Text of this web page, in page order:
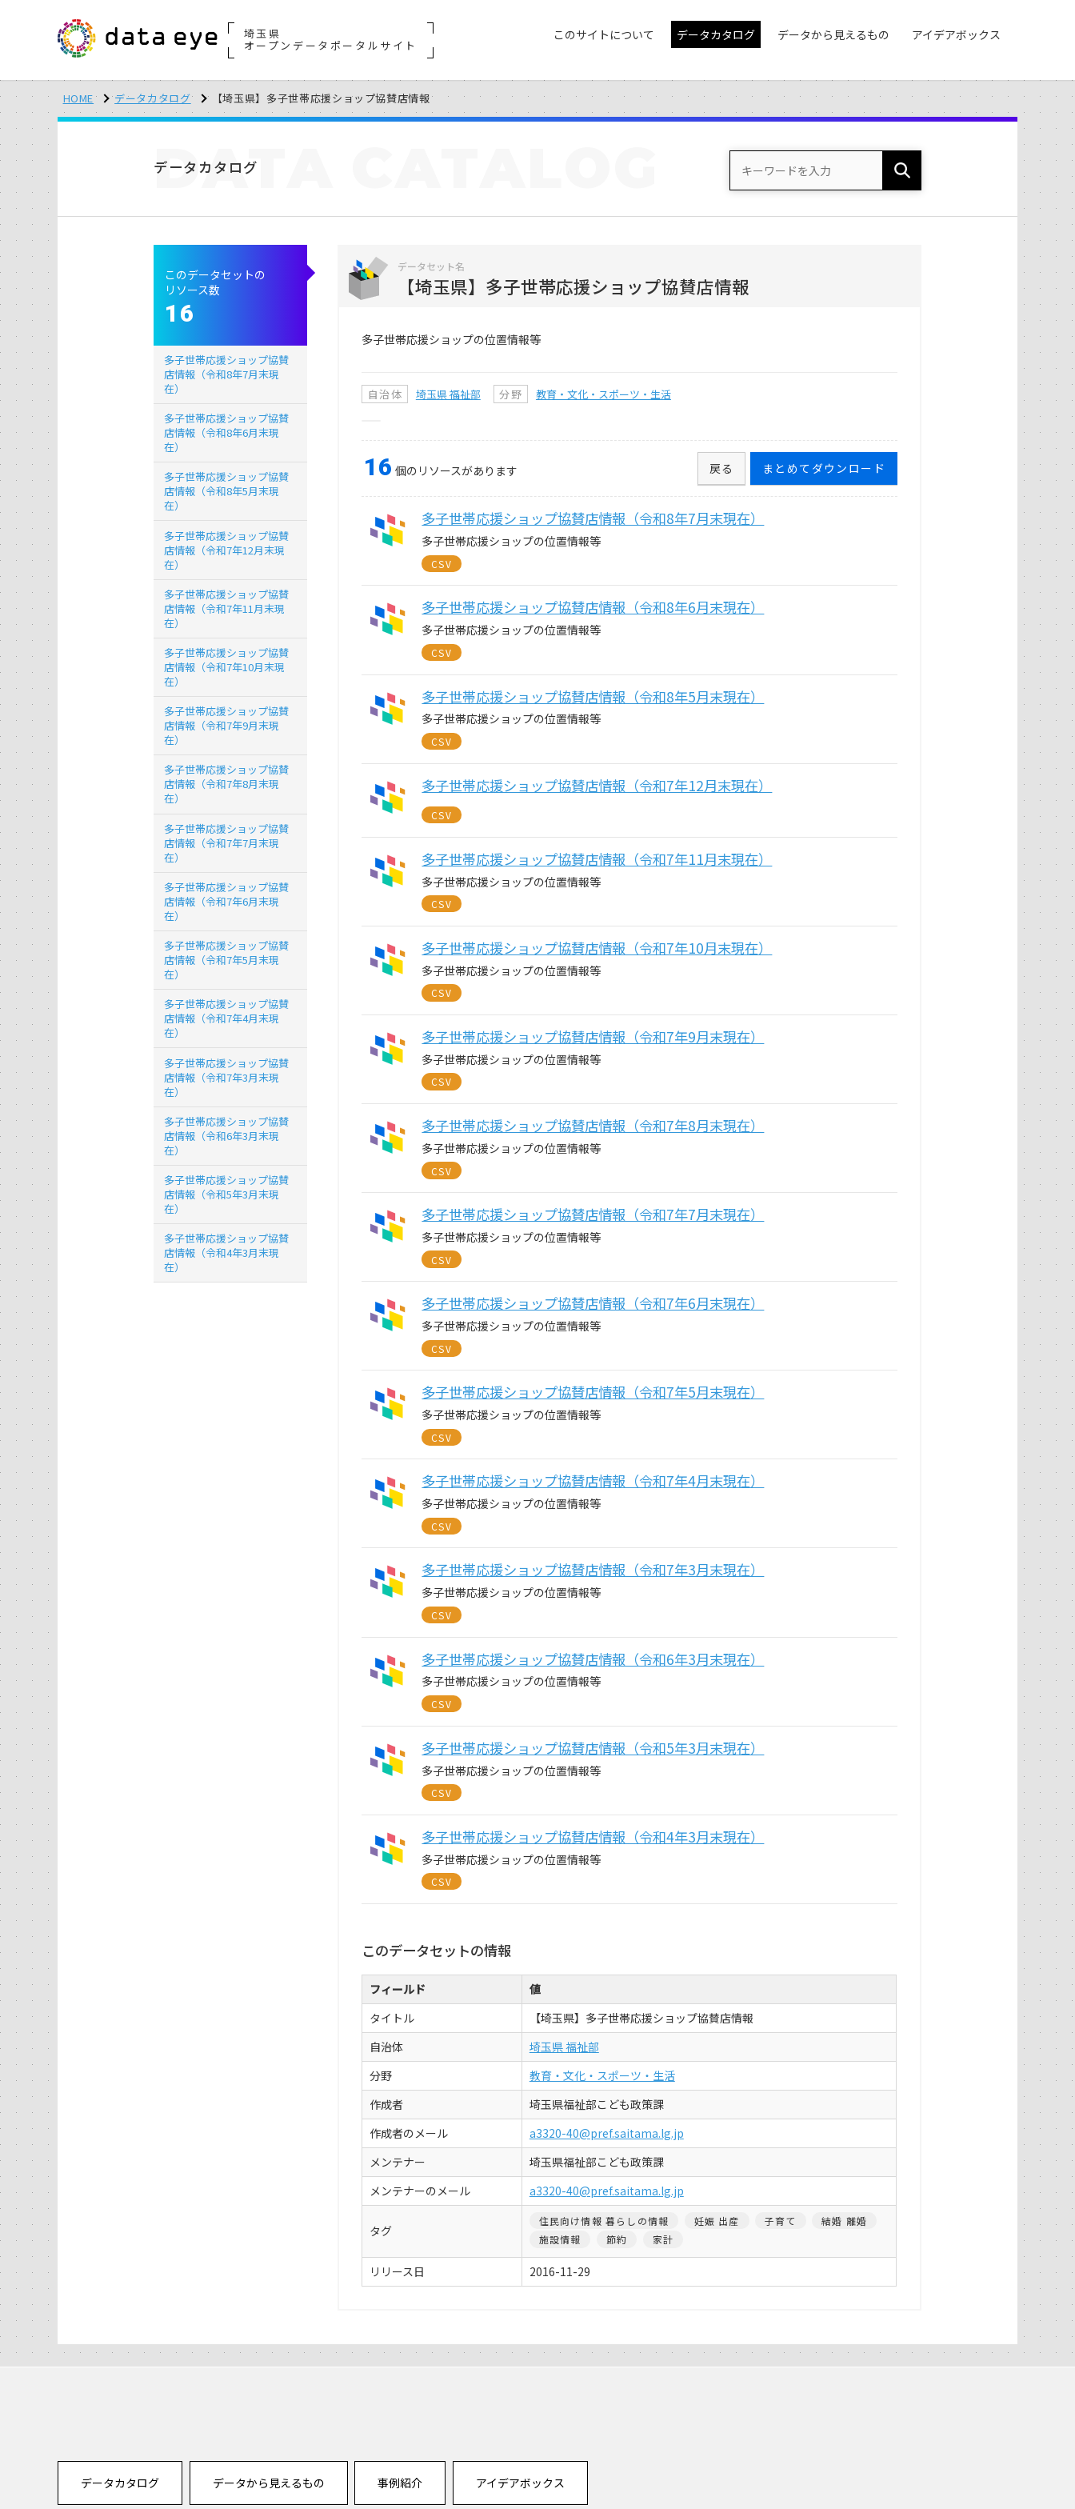
埼玉県
オープンデータポータルサイト
このサイトについて データカタログ データから見えるもの アイデアボックス
HOME データカタログ 【埼玉県】多子世帯応援ショップ協賛店情報
データカタログ
DATA
データセット名
【埼玉県】多子世帯応援ショップ協賛店情報
多子世帯応援ショップの位置情報等
自治体 埼玉県 福祉部 分野 教育・文化・スポーツ・生活
16 個のリソースがあります まとめてダウンロード
戻る
多子世帯応援ショップ協賛店情報（令和8年7月末現在）
多子世帯応援ショップの位置情報等
CSV
多子世帯応援ショップ協賛店情報（令和8年6月末現在）
多子世帯応援ショップの位置情報等
CSV
多子世帯応援ショップ協賛店情報（令和8年5月末現在）
多子世帯応援ショップの位置情報等
CSV
多子世帯応援ショップ協賛店情報（令和7年12月末現在）
CSV
多子世帯応援ショップ協賛店情報（令和7年11月末現在）
多子世帯応援ショップの位置情報等
CSV
多子世帯応援ショップ協賛店情報（令和7年10月末現在）
多子世帯応援ショップの位置情報等
CSV
多子世帯応援ショップ協賛店情報（令和7年9月末現在）
多子世帯応援ショップの位置情報等
CSV
多子世帯応援ショップ協賛店情報（令和7年8月末現在）
多子世帯応援ショップの位置情報等
CSV
多子世帯応援ショップ協賛店情報（令和7年7月末現在）
多子世帯応援ショップの位置情報等
CSV
多子世帯応援ショップ協賛店情報（令和7年6月末現在）
多子世帯応援ショップの位置情報等
CSV
多子世帯応援ショップ協賛店情報（令和7年5月末現在）
多子世帯応援ショップの位置情報等
CSV
多子世帯応援ショップ協賛店情報（令和7年4月末現在）
多子世帯応援ショップの位置情報等
CSV
多子世帯応援ショップ協賛店情報（令和7年3月末現在）
多子世帯応援ショップの位置情報等
CSV
多子世帯応援ショップ協賛店情報（令和6年3月末現在）
多子世帯応援ショップの位置情報等
CSV
多子世帯応援ショップ協賛店情報（令和5年3月末現在）
多子世帯応援ショップの位置情報等
CSV
多子世帯応援ショップ協賛店情報（令和4年3月末現在）
多子世帯応援ショップの位置情報等
CSV
このデータセットの情報
フィールド
値
タイトル
【埼玉県】多子世帯応援ショップ協賛店情報
自治体
埼玉県 福祉部
分野
教育・文化・スポーツ・生活
作成者
埼玉県福祉部こども政策課
作成者のメール
a3320-40@pref.saitama.lg.jp
メンテナー
埼玉県福祉部こども政策課
メンテナーのメール
a3320-40@pref.saitama.lg.jp
タグ
住民向け情報 暮らしの情報 妊娠 出産 子育て
結婚 離婚
施設情報
節約 家計
リリース日 2016-11-29
このデータセットの
リソース数
16
多子世帯応援ショップ協賛
店情報（令和8年7月末現
在）
多子世帯応援ショップ協賛
店情報（令和8年6月末現
在）
多子世帯応援ショップ協賛
店情報（令和8年5月末現
在）
多子世帯応援ショップ協賛
店情報（令和7年12月末現
在）
多子世帯応援ショップ協賛
店情報（令和7年11月末現
在）
多子世帯応援ショップ協賛
店情報（令和7年10月末現
在）
多子世帯応援ショップ協賛
店情報（令和7年9月末現
在）
多子世帯応援ショップ協賛
店情報（令和7年8月末現
在）
多子世帯応援ショップ協賛
店情報（令和7年7月末現
在）
多子世帯応援ショップ協賛
店情報（令和7年6月末現
在）
多子世帯応援ショップ協賛
店情報（令和7年5月末現
在）
多子世帯応援ショップ協賛
店情報（令和7年4月末現
在）
多子世帯応援ショップ協賛
店情報（令和7年3月末現
在）
多子世帯応援ショップ協賛
店情報（令和6年3月末現
在）
多子世帯応援ショップ協賛
店情報（令和5年3月末現
在）
多子世帯応援ショップ協賛
店情報（令和4年3月末現
在）
データカタログ データから見えるもの 事例紹介 アイデアボックス